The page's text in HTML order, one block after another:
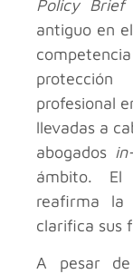
Policy Brief
antiguo en
profesional
llevadas a
abogados
ámbito. El
reafirma la
clarifica sus
A pesar